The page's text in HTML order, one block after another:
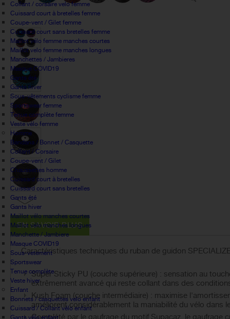
Collant / corsaire velo femme
Cuissard court à bretelles femme
Coupe-vent / Gilet femme
Cuissard court sans bretelles femme
Maillot vélo femme manches courtes
Maillot velo femme manches longues
Manchettes / Jambieres
Masque COVID19
Gants été
Gants hiver
Sous-vêtements cyclisme femme
Sportswear femme
Tenue complète femme
Veste vélo femme
Homme
Bandana / Bonnet / Casquette
Collant / Corsaire
Coupe-vent / Gilet
Chaussettes homme
Cuissard court à bretelles
Cuissard court sans bretelles
Gants été
Gants hiver
Maillot vélo manches courtes
Maillot vélo manches longues
Manchette / Jambiere
Masque COVID19
Sous-vetement
Sportswear
Tenue complète
Veste hiver
Enfant
Bonnets / casquettes velo enfant
Cuissard / Collant vélo enfant
Gants vélo enfant
EN SAVOIR PLUS
Caractéristiques techniques du ruban de guidon
Super Sticky PU (couche supérieure) : sensation au
extrêmement avancé qui reste collant dans des
Kush Foam (couche intermédiaire) : maximise
améliorent considérablement la maniabilité du vélo
Complété par le gaufrage du motif Supacaz, le gaufrage